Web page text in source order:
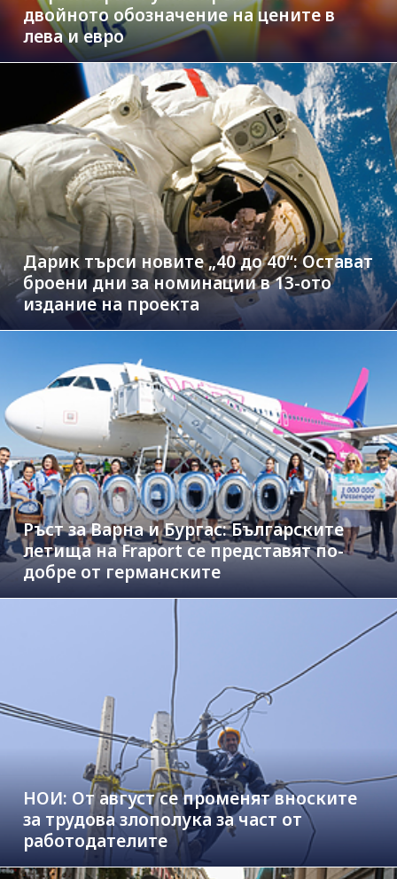
двойното обозначение на цените в
лева и евро
Дарик търси новите „40 до 40“: Остават
броени дни за номинации в 13-ото
издание на проекта
Ръст за Варна и Бургас: Българските
летища на Fraport се представят по-
добре от германските
НОИ: От август се променят вноските
за трудова злополука за част от
работодателите